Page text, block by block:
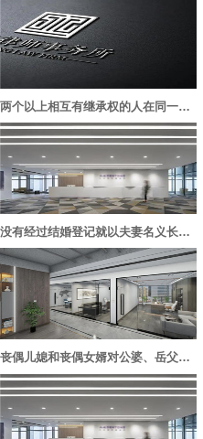
两个以上相互有继承权的人在同一事件中死亡，其死亡时间如何确定？
没有经过结婚登记就以夫妻名义长期共同生活的男女，相互是否有继承权？
丧偶儿媳和丧偶女婿对公婆、岳父母遗产的继承权，同他们是否再婚有没有关系？